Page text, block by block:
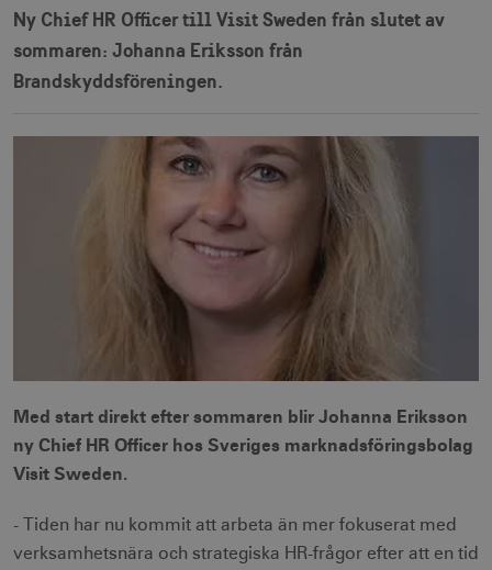
Ny Chief HR Officer till Visit Sweden från slutet av
sommaren: Johanna Eriksson från
Brandskyddsföreningen.
Med start direkt efter sommaren blir Johanna Eriksson
ny Chief HR Officer hos Sveriges marknadsföringsbolag
Visit Sweden.
- Tiden har nu kommit att arbeta än mer fokuserat med
verksamhetsnära och strategiska HR-frågor efter att en tid